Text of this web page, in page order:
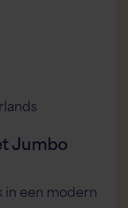
Jumbo
in een modern